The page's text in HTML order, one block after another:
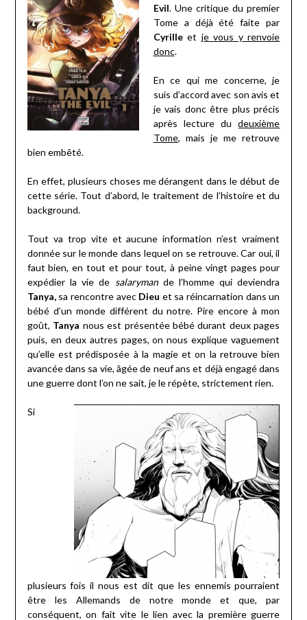
Evil. Une critique du premier
Tome a déjà été faite par
Cyrilleet je vous y renvoie
donc.
En ce qui me concerne, je
suis d’accord avec son avis et
je vais donc être plus précis
après lecture dudeuxième
Tome, mais je me retrouve
bien embêté.
En effet, plusieurs choses me dérangent dans le début de
cette série. Tout d’abord, le traitement de l’histoire et du
background.
Tout va trop vite et aucune information n’est vraiment
donnée sur le monde dans lequel on se retrouve. Car oui, il
faut bien, en tout et pour tout, à peine vingt pages pour
expédier la vie de salarymande l’homme qui deviendra
Tanya,sa rencontre avec Dieu et sa réincarnation dans un
bébé d’un monde différent du notre. Pire encore à mon
goût, Tanya nous est présentée bébé durant deux pages
puis, en deux autres pages, on nous explique vaguement
qu’elle est prédisposée à la magie et on la retrouve bien
avancée dans sa vie, âgée de neuf ans et déjà engagé dans
une guerre dont l’on ne sait, je le répète, strictement rien.
Si
plusieurs fois il nous est dit que les ennemis pourraient
être les Allemands de notre monde et que, par
conséquent, on fait vite le lien avec la première guerre